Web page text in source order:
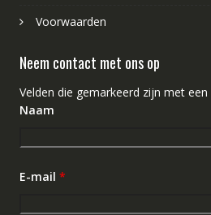
Voorwaarden
Neem contact met ons op
Velden die gemarkeerd zijn met een
Naam
E-mail *